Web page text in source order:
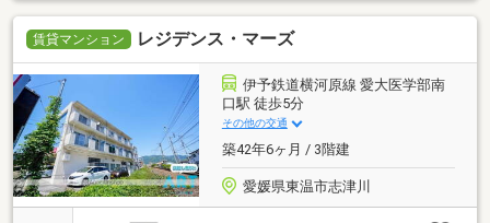
賃貸マンション レジデンス・マーズ
伊予鉄道横河原線 愛大医学部南
口駅 徒歩5分
その他の交通
築42年6ヶ月 / 3階建
愛媛県東温市志津川